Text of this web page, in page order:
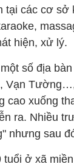
tại các cơ sở
hiện, xử lý.
số địa
Vạn
cao xuống
ra. Nhiều
nhưng sau
tuổi ở xã